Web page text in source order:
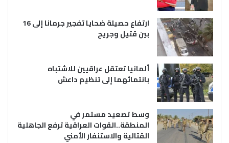
ارتفاع حصيلة ضحايا تفجير جرمانا إلى 16
بين قتيل وجريح
ألمانيا تعتقل عراقيين للاشتباه
بانتمائهما إلى تنظيم داعش
وسط تصعيد مستمر في
المنطقة..القوات العراقية ترفع الجاهلية
القتالية والاستنفار الأمني